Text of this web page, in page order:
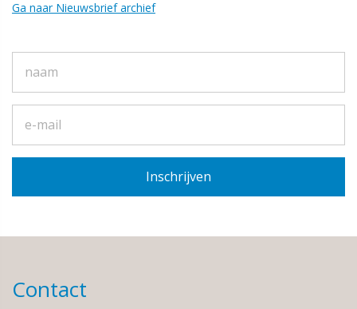
Ga naar Nieuwsbrief archief
Contact